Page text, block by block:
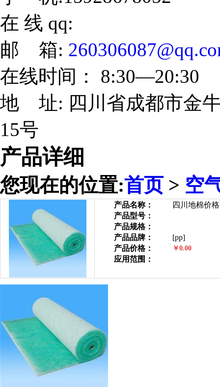
在 线 qq:
邮 箱:
在线时间： 8:30—20:30
地 址: 四川省成都市金
15号
产品详细
您现在的位置:首页> 空
产品名称：
四川地棉价格
产品型号：
产品规格：
产品品牌：
[pp]
产品价格：
￥0.00
应用范围：